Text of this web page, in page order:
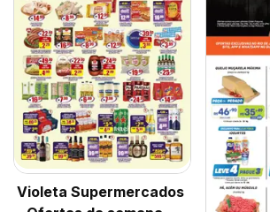
Violeta Supermercados